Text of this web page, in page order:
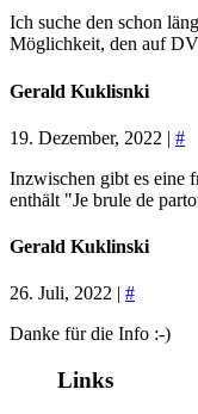
Ich suche den schon
Möglichkeit, den auf
Gerald Kuklisnki
19. Dezember, 2022 | #
Inzwischen gibt es eine
enthält "Je brule de
Gerald Kuklinski
26. Juli, 2022 | #
Danke für die Info :-)
Links